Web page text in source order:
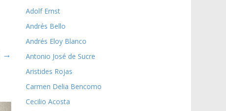
→
Adolf Ernst
Andrés Bello
Andrés Eloy Blanco
Antonio José de Sucre
Aristides Rojas
Carmen Delia Bencomo
Cecilio Acosta